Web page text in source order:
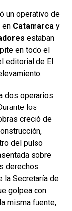
un operativo de
en Catamarca y
estaban
en todo el
editorial de El
dos operarios
los
creció de
del pulso
sobre
derechos
la Secretaría de
golpea con
misma fuente,